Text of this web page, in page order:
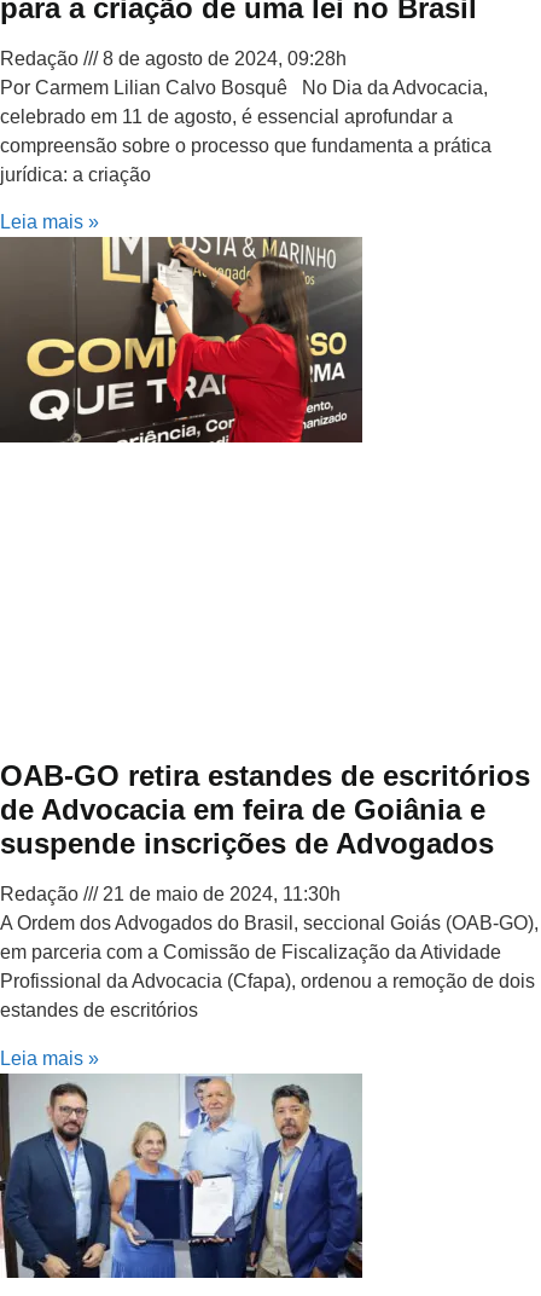
para a criação de uma lei no Brasil
Redação
8 de agosto de 2024, 09:28h
Por Carmem Lilian Calvo Bosquê No Dia da Advocacia,
celebrado em 11 de agosto, é essencial aprofundar a
compreensão sobre o processo que fundamenta a prática
jurídica: a criação
Leia mais »
OAB-GO retira estandes de escritórios
de Advocacia em feira de Goiânia e
suspende inscrições de Advogados
Redação
21 de maio de 2024, 11:30h
A Ordem dos Advogados do Brasil, seccional Goiás (OAB-GO),
em parceria com a Comissão de Fiscalização da Atividade
Profissional da Advocacia (Cfapa), ordenou a remoção de dois
estandes de escritórios
Leia mais »